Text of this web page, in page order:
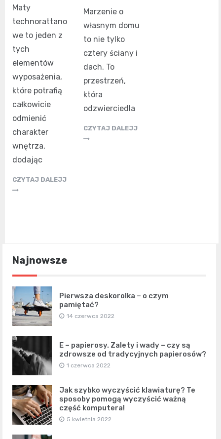
Maty
technorattano
we to jeden z
tych
elementów
wyposażenia,
które potrafią
całkowicie
odmienić
charakter
wnętrza,
dodając
CZYTAJ DALEJJ
Marzenie o
własnym domu
to nie tylko
cztery ściany i
dach. To
przestrzeń,
która
odzwierciedla
CZYTAJ DALEJJ
Najnowsze
Pierwsza deskorolka – o czym
pamiętać?
14 czerwca 2022
E – papierosy. Zalety i wady – czy są
zdrowsze od tradycyjnych papierosów?
1 czerwca 2022
Jak szybko wyczyścić klawiaturę? Te
sposoby pomogą wyczyścić ważną
część komputera!
5 kwietnia 2022